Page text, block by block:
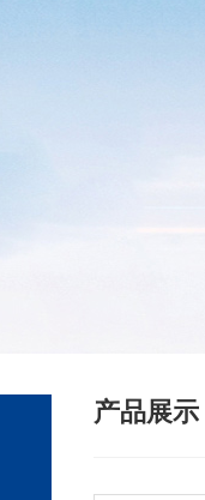
产品展示